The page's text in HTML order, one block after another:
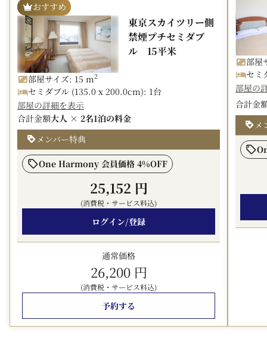
さらに100％オーガニックの石鹸「バーモントソープ」
「バスシャワージェル」をお部屋にご用意いたします。
■朝食
2階ブラスリー「ハーモニー」
AM 6:00～10:30（L/O 10:00）
★プラン内容
・東京スカイツリー側8階以上のお部屋
※天候によって東京スカイツリーをよくご覧いただけない
場合がございます
※プチセミダブル、セミダブルはベッド幅の都合により、
幼児添寝（布団なし）はご遠慮いただいております
・バーモントソープとバス＆シャワージェル（アメリカ
1名様につき1セット、ミニサイズとなります
東京メトロ東西線「東陽町駅」1番出口より徒歩約7分
◎東京駅から車で約20分
◎JR総武線・錦糸町駅から都営バスで約15分
おすすめ
東京スカイツリー側
禁煙プチセミダブ
ル 15平米
部屋サイズ: 15 m2
セミダブル (135.0 x 200.0cm): 1台
部屋の詳細を表示
合計金額大人 × 2名1泊の料金
メンバー特典
One Harmony 会員価格 4%OFF
25,152 円
(消費税・サービス料込)
ログイン/登録
通常価格
26,200 円
(消費税・サービス料込)
予約する
部屋
セミ
部屋の
合計金
メ